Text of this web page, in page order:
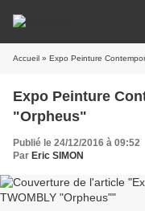
Accueil » Expo Peinture
Expo Peinture
"Orpheus"
Publié le 24/12/2016 à 09:52
Par Eric SIMON